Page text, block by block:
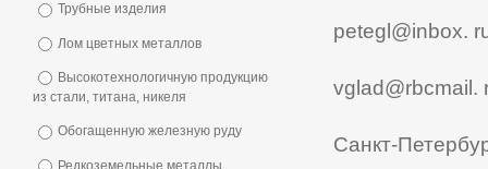
petegl@inbox.
vglad@rbcmail.
Санкт-
Трубные изделия
Лом цветных металлов
Высокотехнологичную продукцию
из стали, титана, никеля
Обогащенную железную руду
Редкоземельные металлы